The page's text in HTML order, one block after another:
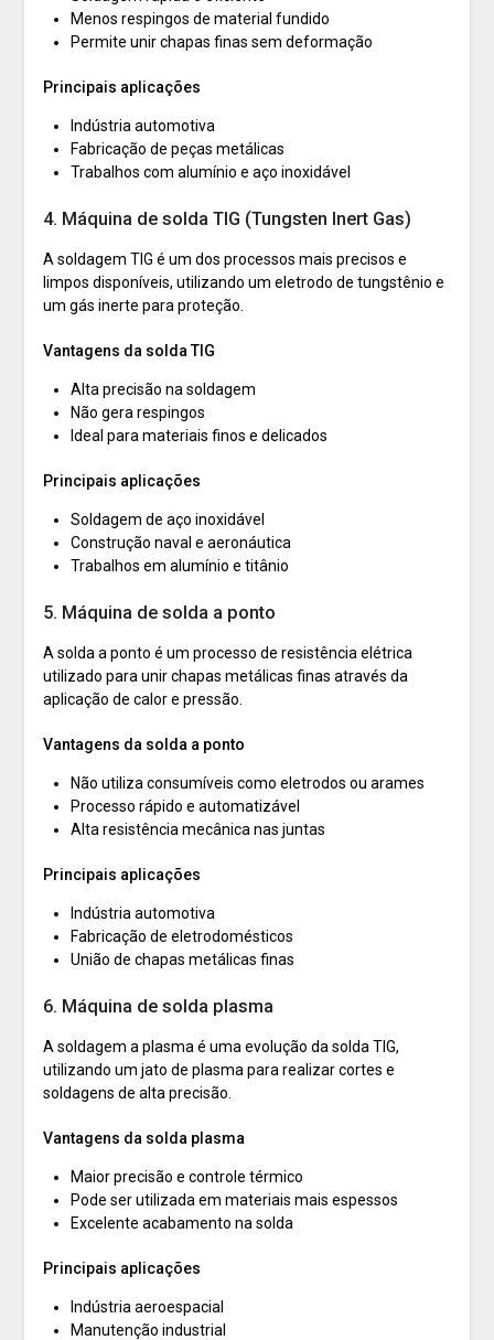
Menos respingos de material fundido
Permite unir chapas finas sem deformação
Principais aplicações
Indústria automotiva
Fabricação de peças metálicas
Trabalhos com alumínio e aço inoxidável
4. Máquina de solda TIG (Tungsten Inert Gas)
A soldagem TIG é um dos processos mais precisos e
limpos disponíveis, utilizando um eletrodo de tungstênio e
um gás inerte para proteção.
Vantagens da solda TIG
Alta precisão na soldagem
Não gera respingos
Ideal para materiais finos e delicados
Principais aplicações
Soldagem de aço inoxidável
Construção naval e aeronáutica
Trabalhos em alumínio e titânio
5. Máquina de solda a ponto
A solda a ponto é um processo de resistência elétrica
utilizado para unir chapas metálicas finas através da
aplicação de calor e pressão.
Vantagens da solda a ponto
Não utiliza consumíveis como eletrodos ou arames
Processo rápido e automatizável
Alta resistência mecânica nas juntas
Principais aplicações
Indústria automotiva
Fabricação de eletrodomésticos
União de chapas metálicas finas
6. Máquina de solda plasma
A soldagem a plasma é uma evolução da solda TIG,
utilizando um jato de plasma para realizar cortes e
soldagens de alta precisão.
Vantagens da solda plasma
Maior precisão e controle térmico
Pode ser utilizada em materiais mais espessos
Excelente acabamento na solda
Principais aplicações
Indústria aeroespacial
Manutenção industrial